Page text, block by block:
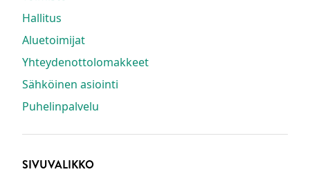
Hallitus
Aluetoimijat
Yhteydenottolomakkeet
Sähköinen asiointi
Puhelinpalvelu
SIVUVALIKKO